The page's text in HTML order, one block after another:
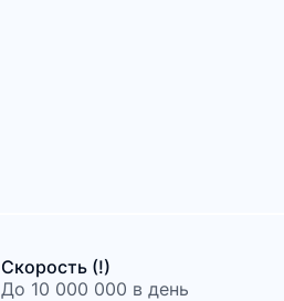
Скорость (!)
До 10 000 000 в день